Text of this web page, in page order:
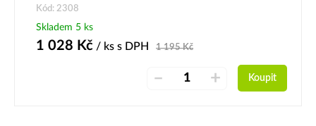
Kód: 2308
Skladem 5 ks
1 028 Kč / ks s DPH 1 195Kč
– + Koupit